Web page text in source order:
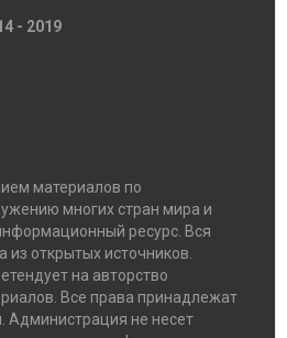
- 2019
материалов по
многих стран мира и
ресурс. Вся
открытых источников.
на авторство
Все права принадлежат
Администрация не несет